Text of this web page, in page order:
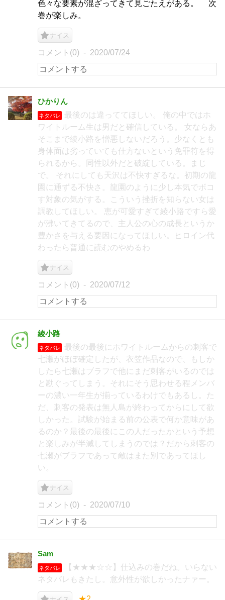
色々な要素が混ざってきて見ごたえがある。 次
巻が楽しみ。
ナイス
コメント(0) 2020/07/24
ひかりん
ネタバレ
最後のは違っててほしい。 俺の中ではホ
ワイトルーム生は男だと確信している。 女ならあ
そこまで綾小路を憎悪しないだろう。少なくとも
身体面は劣っていても仕方ないという免罪符を得
られるから。同性以外だと破綻している。まじ
で。 それにしても天沢は不快すぎるな。初期の龍
園に通ずる不快さ。龍園のように少し本気でボコ
す対象の気がする。こういう挫折を知らない女は
調教してほしい。 恵が可愛すぎて綾小路ですら愛
が沸いてきてるので、主人公の心の成長というか
豊かさを与える要因になってほしい。ヒロイン代
わったら普通に読むのやめるわ
ナイス
コメント(0) 2020/07/12
綾小路
ネタバレ
最後の最後にホワイトルームからの刺客で
七瀬がほぼ確定したが、衣笠作品なので、もしか
したら七瀬はブラフで他にまだ刺客がいるのでは
と勘ぐってしまう。それにそう思わせる程メンバ
ーの濃い一年生が揃っているわけでもあるし。た
だ、刺客の発表は無人島が終わってからにして欲
しかった。試験が始まる前の公表で何か意味があ
るのか？最後の最後にこの人だったかという予想
と楽しみが半減してしまうのでは？だから刺客の
七瀬がブラフであって敵はまた別であってほし
い。
ナイス
コメント(0) 2020/07/10
Sam
ネタバレ
【★★★☆☆】仕込みの巻だね。いらない
ネタバレもきたし。意外性が欲しかったナァー。